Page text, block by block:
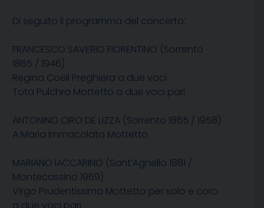
Di seguito il programma del concerto:
FRANCESCO SAVERIO FIORENTINO (Sorrento
1865 / 1946)
Regina Coeli Preghiera a due voci
Tota Pulchra Mottetto a due voci pari
ANTONINO CIRO DE LIZZA (Sorrento 1865 / 1958)
A Maria Immacolata Mottetto
MARIANO IACCARINO (Sant’Agnello 1881 /
Montecassino 1969)
Virgo Prudentissima Mottetto per solo e coro
a due voci pari